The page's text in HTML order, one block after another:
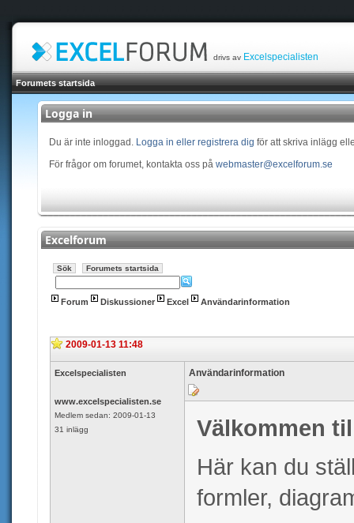
drivs av Excelspecialisten
Forumets startsida
Logga in
Du är inte inloggad. Logga in eller registrera dig för att skriva inlägg
För frågor om forumet, kontakta oss på webmaster@excelforum.se
Excelforum
Sök Forumets startsida
Forum Diskussioner Excel Användarinformation
2009-01-13 11:48
Excelspecialisten
www.excelspecialisten.se
Medlem sedan: 2009-01-13
31 inlägg
Användarinformation
Välkommen
Här kan du
formler,